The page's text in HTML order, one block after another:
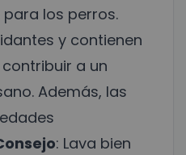
los perros.
y contienen
a un
Además, las
: Lava bien